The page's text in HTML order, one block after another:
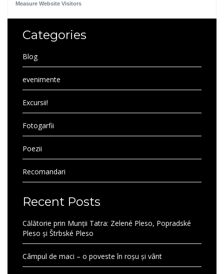
Measure Website Visitors
Categories
Blog
evenimente
Excursii!
Fotogarfii
Poezii
Recomandari
Recent Posts
Călătorie prin Munții Tatra: Zelené Pleso, Popradské
Pleso și Štrbské Pleso
Câmpul de maci – o poveste în roșu și vânt